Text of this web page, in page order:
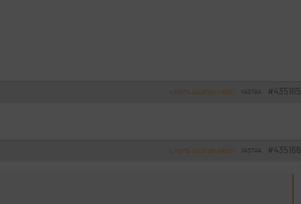
#435165
VASTAA
ILMOITA ASIATON VIESTI
#435166
VASTAA
ILMOITA ASIATON VIESTI